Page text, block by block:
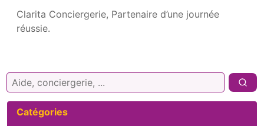
Clarita Conciergerie, Partenaire d’une journée
réussie.
Rechercher :
Catégories